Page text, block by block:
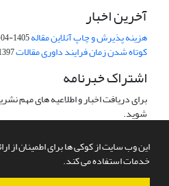
این وب سایت از کوکی ها برای اطمینان از
خدمات استفاده می کند.
آخرین اخبار
هزینه پذیرش و چاپ آنلاین مقاله1405-04-07
کوتاه شدن زمان فرایند داوری مقالات06-05
اشتراک خبرنامه
برای دریافت اخبار و اطلاعیه های مهم
شوید.